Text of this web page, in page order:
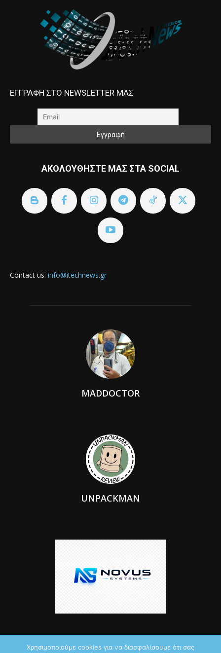
ΕΓΓΡΑΦΗ ΣΤΟ NEWSLETTER ΜΑΣ
ΑΚΟΛΟΥΘΗΣΤΕ ΜΑΣ ΣΤΑ SOCIAL
Contact us: info@itechnews.gr
MADDOCTOR
UNPACKMAN
Χρησιμοποιούμε cookies για να διασφαλίσουμε ότι σας